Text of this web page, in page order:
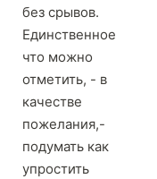
без срывов.
Единственное
что можно
отметить, - в
качестве
пожелания,-
подумать как
упростить